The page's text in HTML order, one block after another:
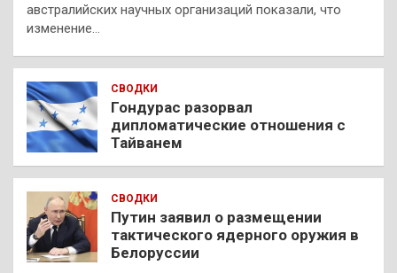
австралийских научных организаций показали, что
изменение…
СВОДКИ
Гондурас разорвал
дипломатические отношения с
Тайванем
СВОДКИ
Путин заявил о размещении
тактического ядерного оружия в
Белоруссии